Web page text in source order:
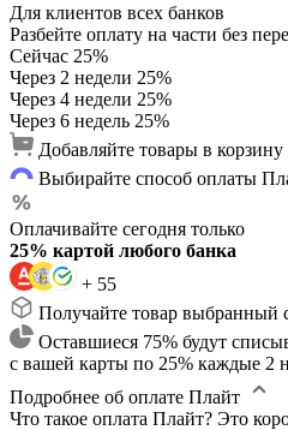
Для клиентов всех банков
Разбейте оплату на части без
Сейчас 25%
Через 2 недели 25%
Через 4 недели 25%
Через 6 недель 25%
Добавляйте товары в корзину
Выбирайте способ оплаты
Оплачивайте сегодня только
25% картой любого банка
+ 55
Получайте товар выбранный
Оставшиеся 75% будут
с вашей карты по 25% каждые 2
Подробнее об оплате Плайт
Что такое оплата Плайт? Это